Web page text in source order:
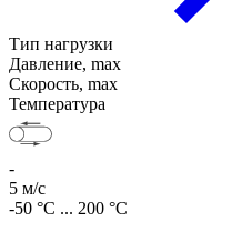
Тип нагрузки
Давление, max
Скорость, max
Температура
-
5 м/с
-50 °C ... 200 °C